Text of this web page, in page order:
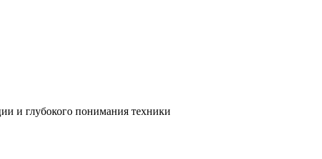
и глубокого понимания техники